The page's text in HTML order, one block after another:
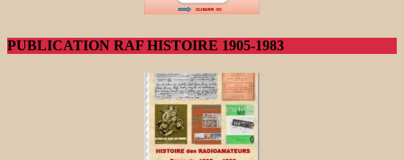
PUBLICATION RAF HISTOIRE 1905-1983